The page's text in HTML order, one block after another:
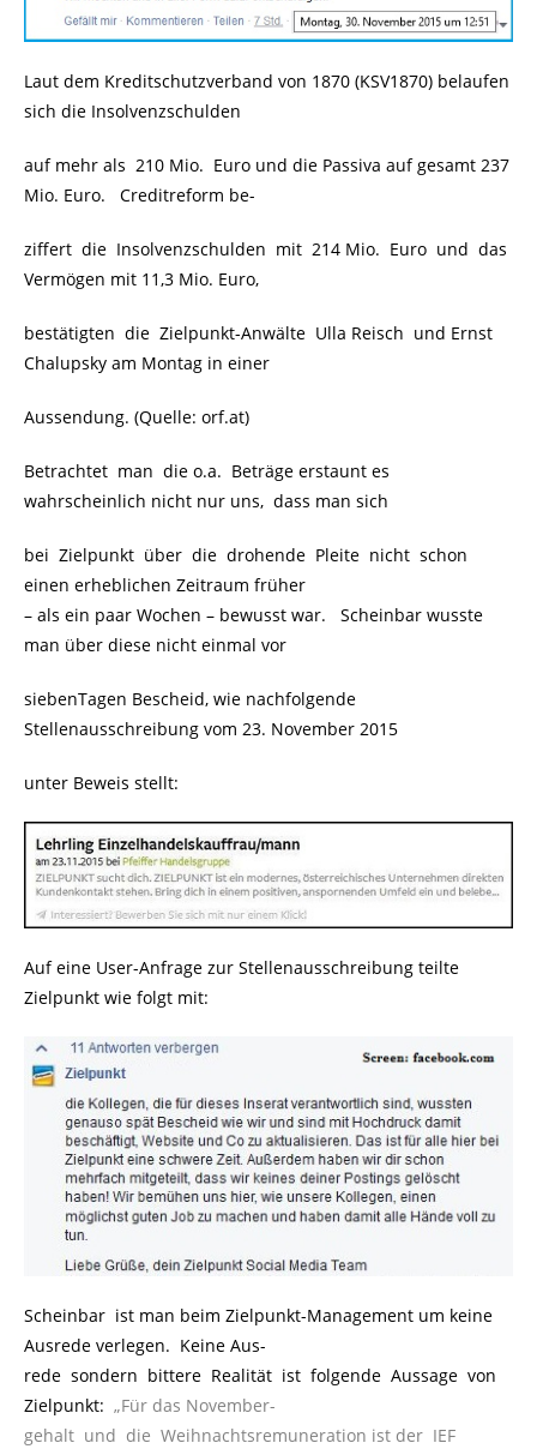
Laut dem Kreditschutzverband von 1870 (KSV1870) belaufen
sich die Insolvenzschulden
auf mehr als 210 Mio. Euro und die Passiva auf gesamt 237
Mio. Euro. Creditreform be-
ziffert die Insolvenzschulden mit 214 Mio. Euro und das
Vermögen mit 11,3 Mio. Euro,
bestätigten die Zielpunkt-Anwälte Ulla Reisch und Ernst
Chalupsky am Montag in einer
Aussendung. (Quelle: orf.at)
Betrachtet man die o.a. Beträge erstaunt es
wahrscheinlich nicht nur uns, dass man sich
bei Zielpunkt über die drohende Pleite nicht schon
einen erheblichen Zeitraum früher
– als ein paar Wochen – bewusst war. Scheinbar wusste
man über diese nicht einmal vor
siebenTagen Bescheid, wie nachfolgende
Stellenausschreibung vom 23. November 2015
unter Beweis stellt:
Auf eine User-Anfrage zur Stellenausschreibung teilte
Zielpunkt wie folgt mit:
Scheinbar ist man beim Zielpunkt-Management um keine
Ausrede verlegen. Keine Aus-
rede sondern bittere Realität ist folgende Aussage von
Zielpunkt: „Für das November-
gehalt und die Weihnachtsremuneration ist der IEF